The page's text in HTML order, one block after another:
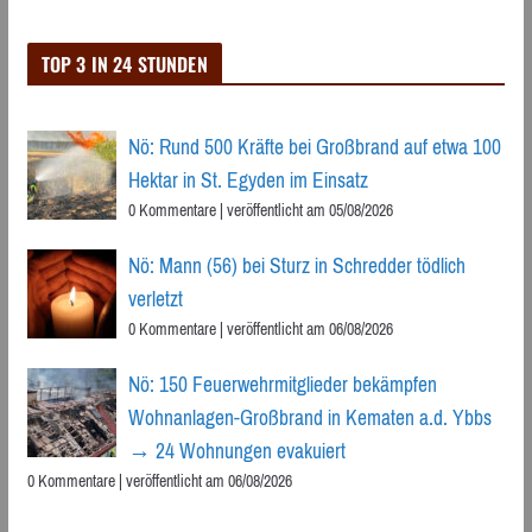
TOP 3 IN 24 STUNDEN
Nö: Rund 500 Kräfte bei Großbrand auf etwa 100
Hektar in St. Egyden im Einsatz
0 Kommentare|veröffentlicht am 05/08/2026
Nö: Mann (56) bei Sturz in Schredder tödlich
verletzt
0 Kommentare|veröffentlicht am 06/08/2026
Nö: 150 Feuerwehrmitglieder bekämpfen
Wohnanlagen-Großbrand in Kematen a.d. Ybbs
→ 24 Wohnungen evakuiert
0 Kommentare|veröffentlicht am 06/08/2026